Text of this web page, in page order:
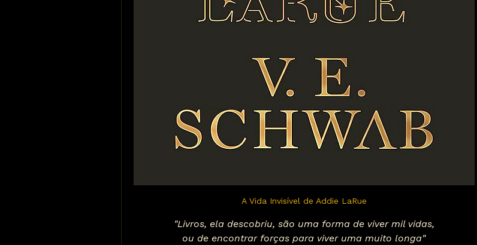
A Vida Invisível de Addie LaRue
"Livros, ela descobriu, são uma forma de viver mil vidas,
ou de encontrar forças para viver uma muito longa"